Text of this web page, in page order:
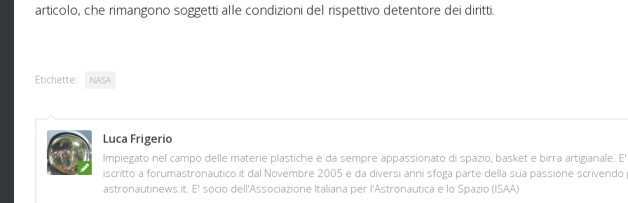
articolo, che rimangono soggetti alle condizioni del rispettivo detentore dei diritti.
Etichette: NASA
Luca Frigerio
Impiegato nel campo delle materie plastiche e da sempre appassionato di spazio, basket e birra artigianale. E'
iscritto a forumastronautico.it dal Novembre 2005 e da diversi anni sfoga parte della sua passione scrivendo
astronautinews.it. E' socio dell'Associazione Italiana per l'Astronautica e lo Spazio (ISAA)